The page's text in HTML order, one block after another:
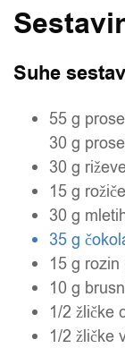
Suhe
55 g
30 g
30 g
15 g
30 g
35 g
15 g
10 g
1/2 žličke
1/2 žličke